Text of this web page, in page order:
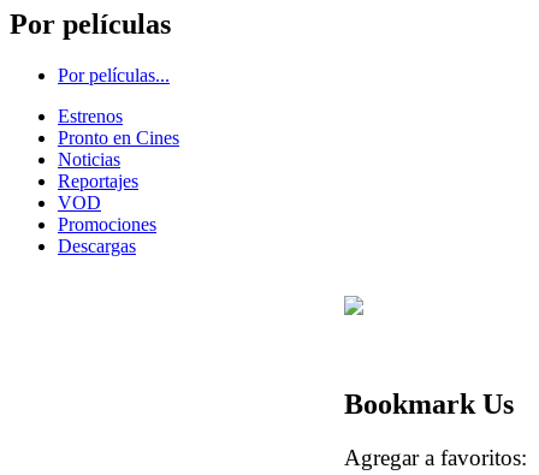
Por películas
Por películas...
Estrenos
Pronto en Cines
Noticias
Reportajes
VOD
Promociones
Descargas
Bookmark Us
Agregar a